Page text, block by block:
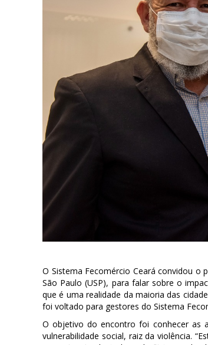
O Sistema Fecomércio Ceará convidou o
São Paulo (USP), para falar sobre o
que é uma realidade da maioria das
foi voltado para gestores do Sistema
O objetivo do encontro foi conhecer as
vulnerabilidade social, raiz da violência.